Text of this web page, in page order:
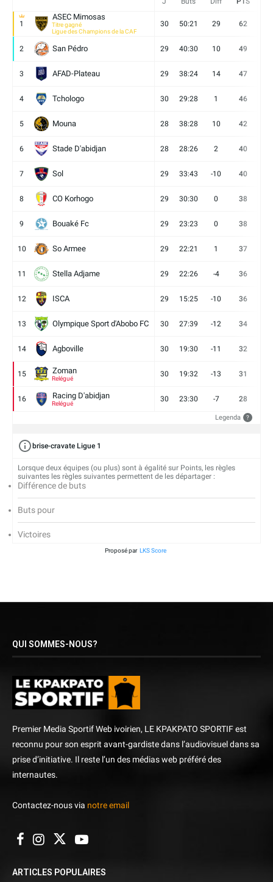
1
ASEC Mimosas
Titre gagné
Ligue des Champions de la CAF
30 50:21 29 62
2 San Pédro 29 40:30 10 49
3 AFAD-Plateau 29 38:24 14 47
4 Tchologo 30 29:28 1 46
5 Mouna 28 38:28 10 42
6 Stade D'abidjan 28 28:26 2 40
7 Sol 29 33:43 -10 40
8 CO Korhogo 29 30:30 0 38
9 Bouaké Fc 29 23:23 0 38
10 So Armee 29 22:21 1 37
11 Stella Adjame 29 22:26 -4 36
12 ISCA 29 15:25 -10 36
13 Olympique Sport d'Abobo FC 30 27:39 -12 34
14 Agboville 30 19:30 -11 32
15 Zoman
Relégué
30 19:32 -13 31
16 Racing D'abidjan
Relégué
30 23:30 -7 28
Legenda ?
brise-cravate Ligue 1
Lorsque deux équipes (ou plus) sont à égalité sur Points, les règles
suivantes les règles suivantes permettent de les départager :
Différence de buts
Buts pour
Victoires
Proposé par LKS Score
QUI SOMMES-NOUS?
Premier Media Sportif Web ivoirien, LE KPAKPATO SPORTIF est
reconnu pour son esprit avant-gardiste dans l’audiovisuel dans sa
prise d’initiative. Il reste l’un des médias web préféré des
internautes.
Contactez-nous via notre email
ARTICLES POPULAIRES